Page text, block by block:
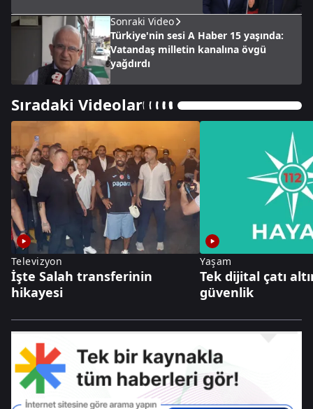
Sonraki Video
Türkiye'nin sesi A Haber 15 yaşında:
Vatandaş milletin kanalına övgü
yağdırdı
Sıradaki Videolar
Televizyon
İşte Salah transferinin
hikayesi
Yaşam
Tek dijital çatı
güvenlik